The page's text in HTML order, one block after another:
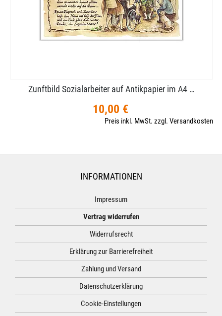
Zunftbild Sozialarbeiter auf Antikpapier im A4 …
10,00 €
Preis inkl. MwSt. zzgl. Versandkosten
INFORMATIONEN
Impressum
Vertrag widerrufen
Widerrufsrecht
Erklärung zur Barrierefreiheit
Zahlung und Versand
Datenschutzerklärung
Cookie-Einstellungen